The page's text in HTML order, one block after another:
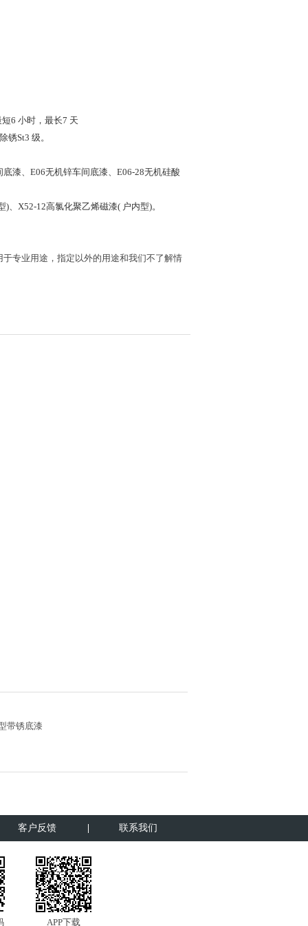
6 小时，最长7 天
锈St3 级。
漆、E06无机锌车间底漆、E06-28无机硅酸
、X52-12高氯化聚乙烯磁漆( 户内型)。
专业用途，指定以外的用途和我们不了解情
带锈底漆
客户反馈 联系我们
APP下载